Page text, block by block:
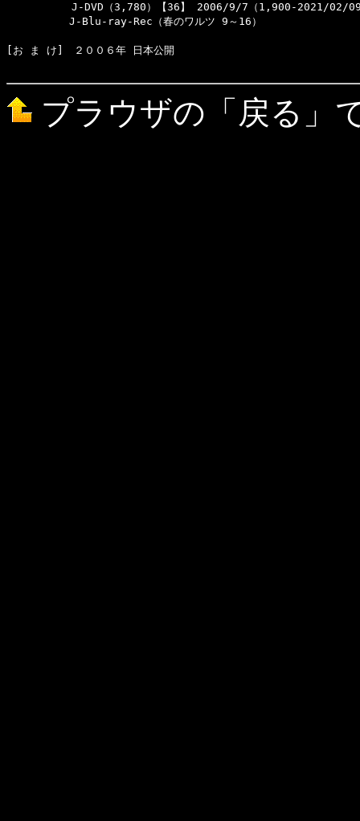
　　　　　J-DVD（3,780）【36】 2006/9/7（1,900-2021/02/
J-Blu-ray-Rec（春のワルツ 9～16）
[お ま け]　２００６年 日本公開
プラウザの「戻る」